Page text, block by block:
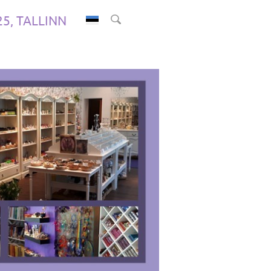
TALLINN